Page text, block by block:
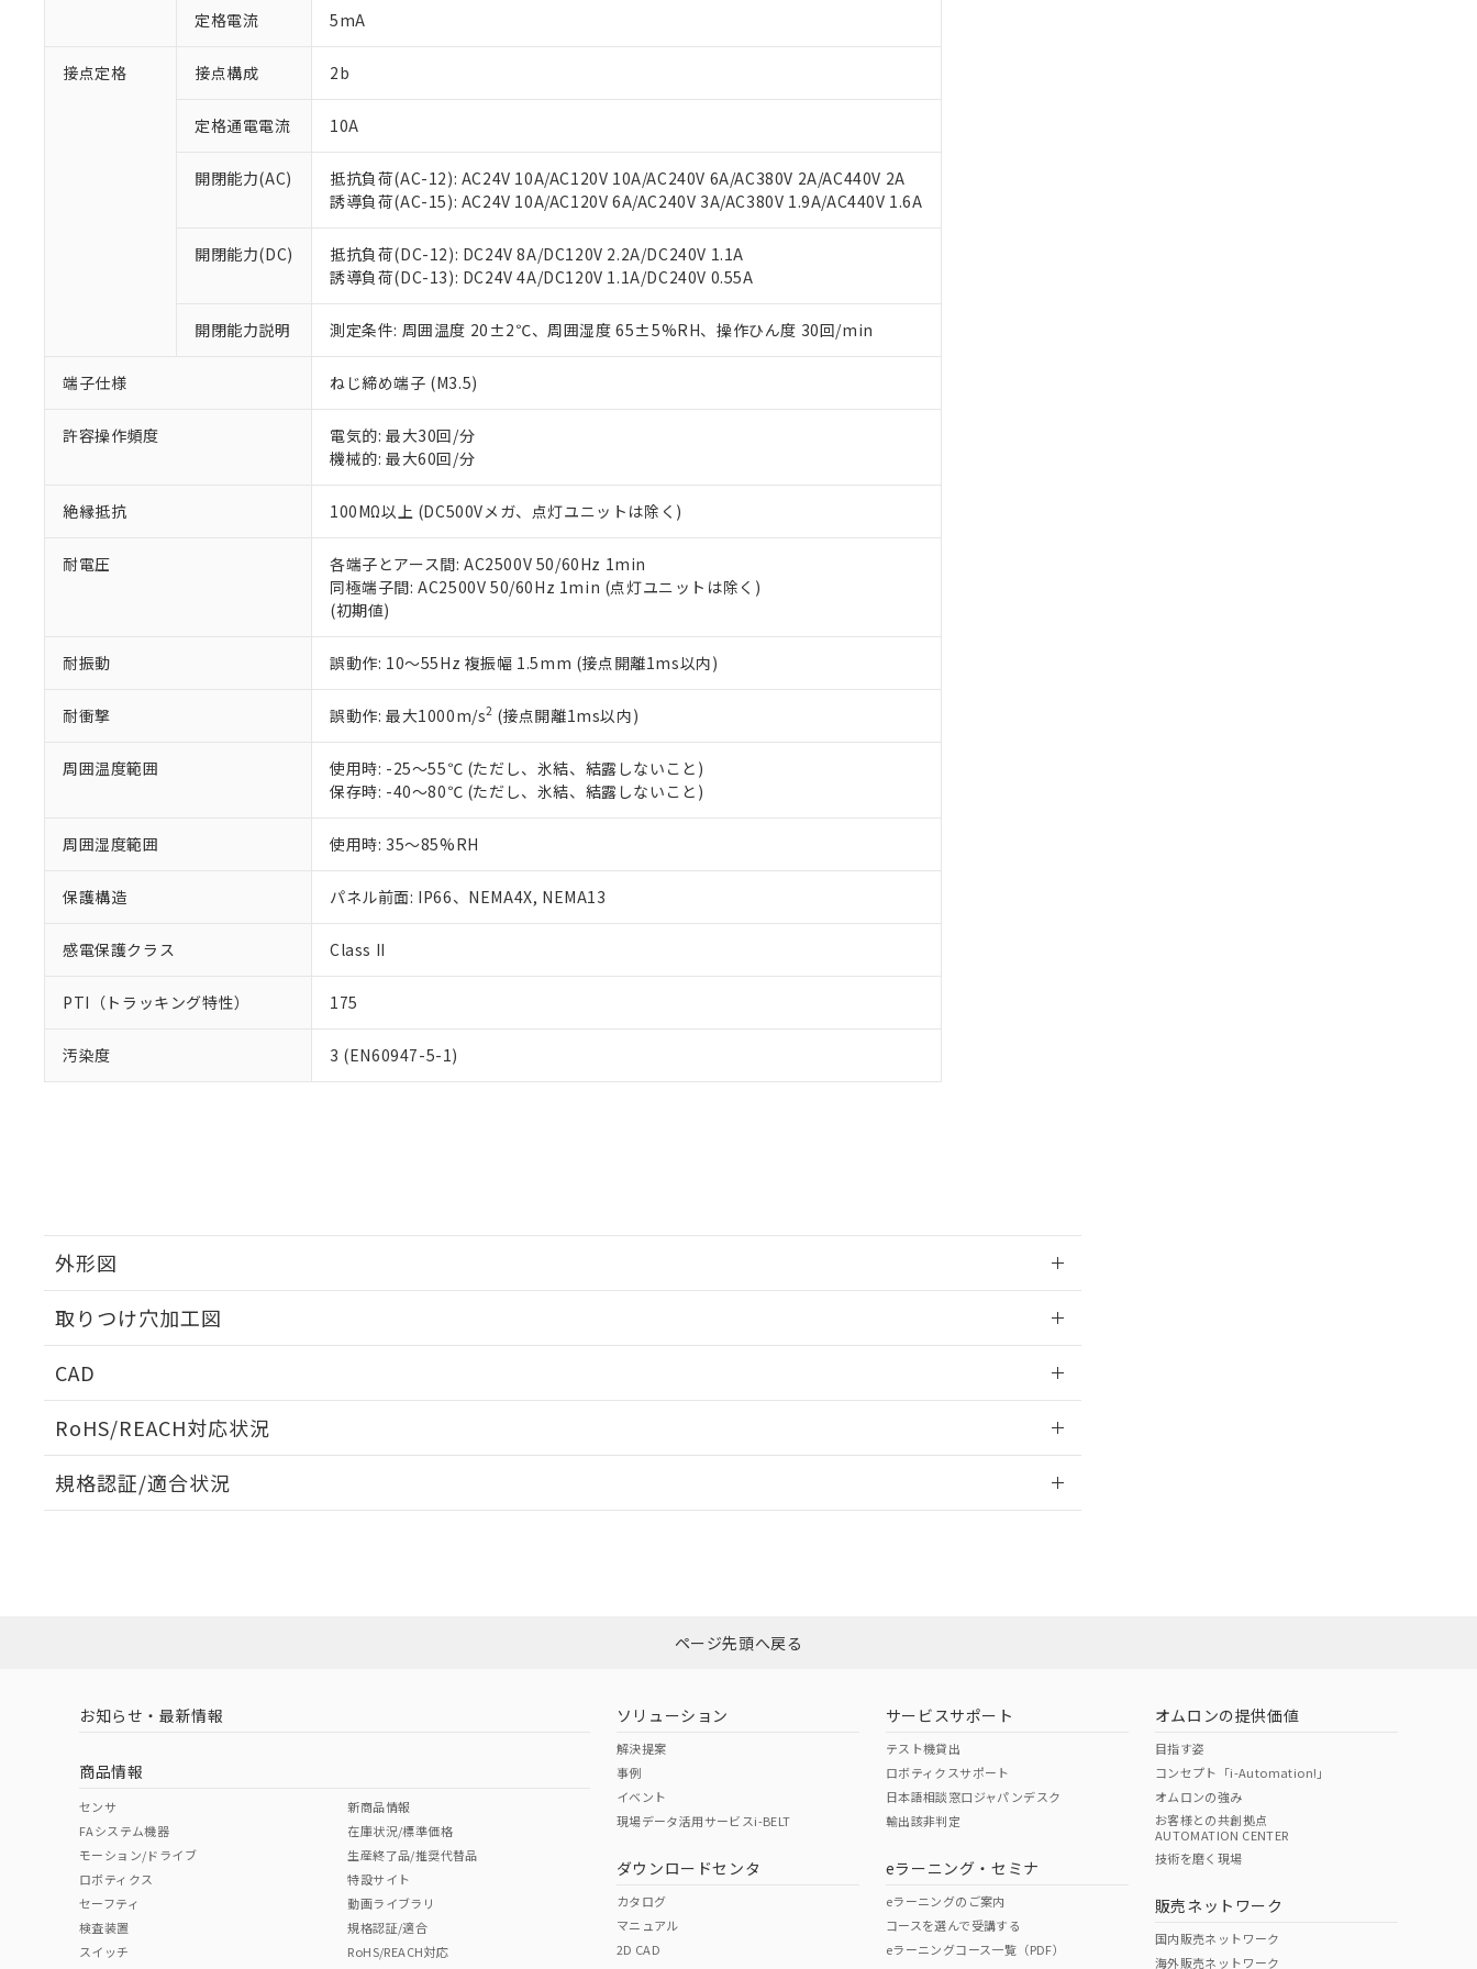
定格電流 5mA
接点定格 接点構成 2b
定格通電電流 10A
開閉能力(AC)
抵抗負荷(AC-12): AC24V 10A/AC120V 10A/AC240V 6A/AC380V 2A/AC440V 2A
誘導負荷(AC-15): AC24V 10A/AC120V 6A/AC240V 3A/AC380V 1.9A/AC440V 1.6A
開閉能力(DC)
抵抗負荷(DC-12): DC24V 8A/DC120V 2.2A/DC240V 1.1A
誘導負荷(DC-13): DC24V 4A/DC120V 1.1A/DC240V 0.55A
開閉能力説明 測定条件: 周囲温度 20±2℃、周囲湿度 65±5%RH、操作ひん度 30回/min
端子仕様 ねじ締め端子 (M3.5)
許容操作頻度
電気的: 最大30回/分
機械的: 最大60回/分
絶縁抵抗 100MΩ以上 (DC500Vメガ、点灯ユニットは除く)
耐電圧
各端子とアース間: AC2500V 50/60Hz 1min
同極端子間: AC2500V 50/60Hz 1min (点灯ユニットは除く)
(初期値)
耐振動 誤動作: 10～55Hz 複振幅 1.5mm (接点開離1ms以内)
耐衝撃 誤動作: 最大1000m/s2 (接点開離1ms以内)
周囲温度範囲
使用時: -25～55℃ (ただし、氷結、結露しないこと)
保存時: -40～80℃ (ただし、氷結、結露しないこと)
周囲湿度範囲 使用時: 35～85%RH
保護構造 パネル前面: IP66、NEMA4X, NEMA13
感電保護クラス Class II
PTI（トラッキング特性） 175
汚染度 3 (EN60947-5-1)
外形図
取りつけ穴加工図
CAD
RoHS/REACH対応状況
EU RoHS 注意事項・凡例
ダウンロードはこちら
中国 RoHS 注意事項・凡例
中国 RoHS表
Pb Hg Cr(VI)
O O
規格認証/適合状況
（イギリス
（ノルウェー
（日本
（アメリカ
この製品の規格認証/適合状況ページへ
その他の認証はこちらのページからご検索ください
い。
正式な納期状況および標準価格はお客様のお取引先、またはお客様担当のオムロン制御機器販売店・
当社販売員にご相談ください。
オムロン制御機器販売店や当社販売拠点は「販売ネットワーク
」をご確認ください。
在庫状況および標準価格結果を当社の事前の承諾なく第三者に漏洩または開示しないようお願いしま
す。
マイパーツ機能（部品リスト作成サービス）をご利用いただくには、I-Webメンバーズにご登録され
お客様が当ウェブサイト上で当社にご登録された部品リストについて、当社および当社の共同利用者
が、当社の製品・サービスに関するお客様との取引・商談に必要な範囲で利用することをご了承くだ
さい。
※当社の共同利用者とは、"個人情報の共同利用に関して"
の「1.共同利用者の範囲」に記載されて
いる法人を指します。
但し、RoHS指令で産業用監視および制御機器に対する適用除外項目は除く。
※2 対応予定月
部品在庫の切り替え状況などにより、予定月が前後することがあります。
※3 非含有証明書ダウンロード
下記の非含有証明書をダウンロードすることができます。
EU RoHS指令（10物質）の非含有証明書
51物質の非含有証明書（当社基準）
※本証明書は発行日時点で非含有を証明するもので、過去に遡って非含有を証明するものではありません。
また、RoHS指令のフタル酸エステル類４物質の対応では、対応完了までの期間は出荷製品に未対応品が
混在することから備考欄に対応日を記載しておりました。
り割愛しております。
「○」：最大均質材料含有率が中国RoHSの基準値以下であることを示します。
「×」：最大均質材料含有率が中国RoHSの基準値を超えていることを示します。
*中国RoHS10物質の基準値 (GB/T26572)：
Pb(鉛) :1000ppm、 Hg(水銀) : 1000ppm、 Cd(カドミウム) : 100ppm、
Cr(Ⅵ)(六価クロム) : 1000ppm、 PBBs(ポリ臭化ビフェニル類) : 1000ppm、 PBDEs(ポリ臭化ジフェニルエーテル類) : 1000ppm、
DBP(フタル酸ジブチル) : 1000ppm、 DIBP(フタル酸ジイソブチル) : 1000ppm、 BBP(フタル酸ブチルベンジル) : 1000ppm、
DEHP(フタル酸ビス(2-エチルヘキシル)) : 1000ppm
※2 環境保護使用期限
「ｅ」：有害物質（10物質）のすべてが基準値以下であることを示します。
「10」：通常の使用状況下において有害物質が外部に漏えいし、環境に深刻な影響を及ぼさない年数を意
味します。
当社は、これら貴社製品のうち、外国為替および外国貿易法に定める商品（以下｢規制貨物等」とい
当社は貴社製品を、核兵器、ミサイル、化学兵器、生物兵器またはその他武器並びにこれらの製造装
置等に一切使用いたしません。
当社は、貴社製品を第三者に販売する場合は、上記1、2および3の内容を当該第三者に通知します。
また当社は、販売先および販売に係わる関係者が違法に輸出するおそれがある場合は、取り引きをい
たしません。
号
○ 一定数以上の在庫あり
△ 一定数には満たないが在庫あり
－
在庫なし(最新の在庫状況については、お客様のお取引先、またはお客様担当のオムロン制御
機器販売店・当社販売員にご確認ください)
空
白
受注生産機種、また在庫状況の情報を公開していない機種
ページ先頭へ戻る
お知らせ・最新情報
商品情報
センサ
FAシステム機器
モーション/ドライブ
ロボティクス
セーフティ
検査装置
スイッチ
新商品情報
在庫状況/標準価格
生産終了品/推奨代替品
特設サイト
動画ライブラリ
規格認証/適合
RoHS/REACH対応
ソリューション
解決提案
事例
イベント
現場データ活用サービスi-BELT
ダウンロードセンタ
カタログ
マニュアル
2D CAD
サービスサポート
テスト機貸出
ロボティクスサポート
日本語相談窓口ジャパンデスク
輸出該非判定
eラーニング・セミナ
eラーニングのご案内
コースを選んで受講する
eラーニングコース一覧（PDF）
オムロンの提供価値
目指す姿
コンセプト「i-Automation!」
オムロンの強み
お客様との共創拠点
AUTOMATION CENTER
技術を磨く現場
販売ネットワーク
国内販売ネットワーク
海外販売ネットワーク